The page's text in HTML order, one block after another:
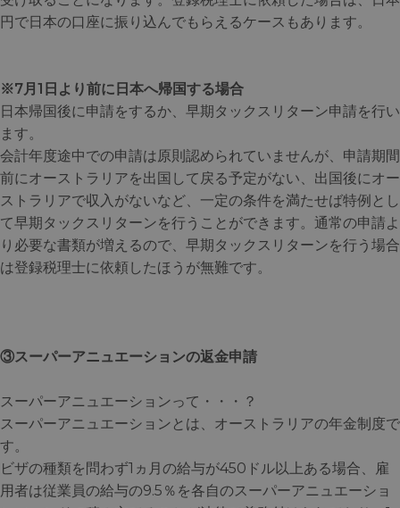
円で日本の口座に振り込んでもらえるケースもあります。
※7月1日より前に日本へ帰国する場合
日本帰国後に申請をするか、早期タックスリターン申請を行い
ます。
会計年度途中での申請は原則認められていませんが、申請期間
前にオーストラリアを出国して戻る予定がない、出国後にオー
ストラリアで収入がないなど、一定の条件を満たせば特例とし
て早期タックスリターンを行うことができます。通常の申請よ
り必要な書類が増えるので、早期タックスリターンを行う場合
は登録税理士に依頼したほうが無難です。
③スーパーアニュエーションの返金申請
スーパーアニュエーションって・・・？
スーパーアニュエーションとは、オーストラリアの年金制度で
す。
ビザの種類を問わず1ヵ月の給与が450ドル以上ある場合、雇
用者は従業員の給与の9.5％を各自のスーパーアニュエーショ